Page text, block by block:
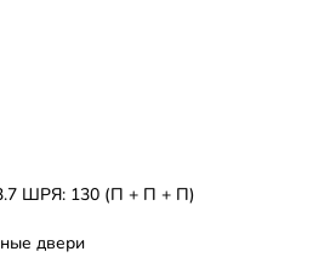
ШРЯ: 130 (П + П + П)
двери